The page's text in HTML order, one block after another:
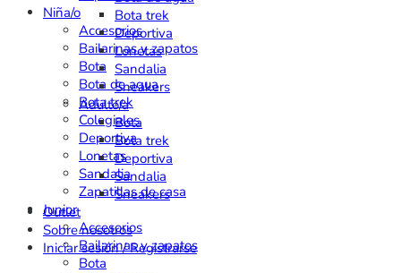
Niña/o
Accesorios
Bailarinas y zapatos
Bota
Bota de agua
Bota trek
Colegiales
Deportiva
Lonetas
Sandalia
Zapatillas de casa
Junior
Accesorios
Bailarinas y zapatos
Bota
Bota trek
Deportiva
Lonetas
Sandalia
Sneakers
Adulto/a
Bota
Bota trek
Deportiva
Sandalia
Sneakers
Outlet
Sobre nosotros
Iniciar sesión / Registrarse